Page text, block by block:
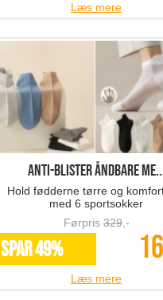
Læs mere
Anti-blister åndbare
Hold fødderne tørre og
med 6 sportsokker
Førpris329,-
SPAR 49%
Læs mere